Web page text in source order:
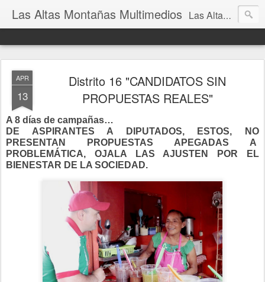
Las Altas Montañas Multimedios Las Altas Montañas Multimedios
APR
13
Distrito 16 "CANDIDATOS SIN
PROPUESTAS REALES"
A 8 días de campañas…
DE ASPIRANTES A DIPUTADOS, ESTOS, NO
PRESENTAN PROPUESTAS APEGADAS A
PROBLEMÁTICA, OJALA LAS AJUSTEN POR EL
BIENESTAR DE LA SOCIEDAD.